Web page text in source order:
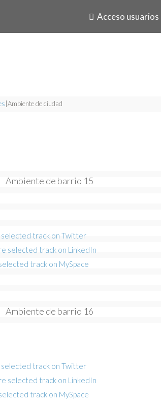
Acceso usuarios
Ambiente de ciudad
Ambiente de barrio 15
Ambiente de barrio 16